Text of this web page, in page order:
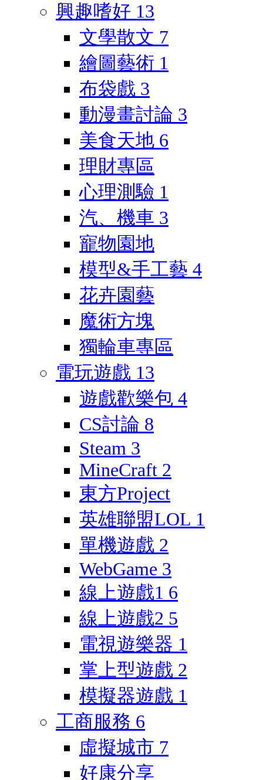
興趣嗜好 13
文學散文 7
繪圖藝術 1
布袋戲 3
動漫畫討論 3
美食天地 6
理財專區
心理測驗 1
汽、機車 3
寵物園地
模型&手工藝 4
花卉園藝
魔術方塊
獨輪車專區
電玩遊戲 13
遊戲歡樂包 4
CS討論 8
Steam 3
MineCraft 2
東方Project
英雄聯盟LOL 1
單機遊戲 2
WebGame 3
線上遊戲1 6
線上遊戲2 5
電視遊樂器 1
掌上型遊戲 2
模擬器遊戲 1
工商服務 6
虛擬城市 7
好康分享